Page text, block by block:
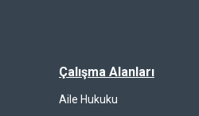
Çalışma Alanları
Aile Hukuku